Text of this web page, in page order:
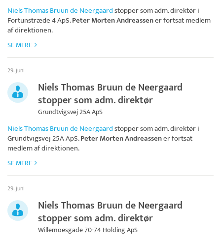
Niels Thomas Bruun de Neergaardstopper som adm. direktør i
Fortunstræde 4 ApS.Peter Morten Andreassener fortsat medlem
af direktionen.
SE MERE
29. juni
Niels Thomas Bruun de Neergaard
stopper som adm. direktør
Grundtvigsvej 25A ApS
Niels Thomas Bruun de Neergaardstopper som adm. direktør i
Grundtvigsvej 25A ApS.Peter Morten Andreassener fortsat
medlem af direktionen.
SE MERE
29. juni
Niels Thomas Bruun de Neergaard
stopper som adm. direktør
Willemoesgade 70-74 Holding ApS